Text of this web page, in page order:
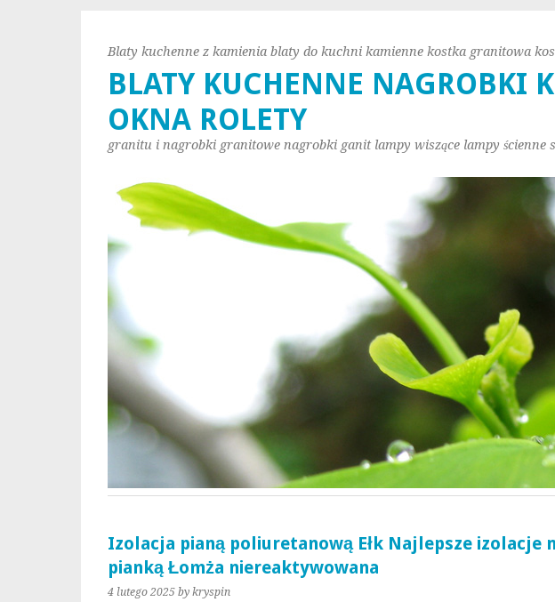
BLATY KUCHENNE NAGROBKI
OKNA ROLETY
Blaty kuchenne z kamienia blaty do kuchni kamienne kostka granitowa
granitu i nagrobki granitowe nagrobki ganit lampy wiszące lampy ścienne
Izolacja pianą poliuretanową Ełk Najlepsze izolacje
pianką Łomża niereaktywowana
4 lutego 2025 by kryspin